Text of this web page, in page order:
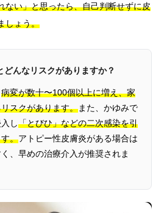
ない」と思ったら、自己判断せずに皮
しょう。
んなリスクがありますか？
病変が数十〜100個以上に増え、家
スクがあります。また、かゆみで
し「とびひ」などの二次感染を引
。アトピー性皮膚炎がある場合は
、早めの治療介入が推奨されま